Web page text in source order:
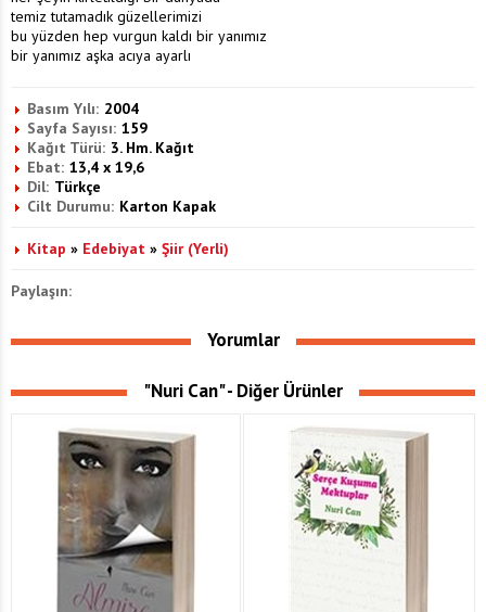
temiz tutamadık güzellerimizi
bu yüzden hep vurgun kaldı bir yanımız
bir yanımız aşka acıya ayarlı
Basım Yılı: 2004
Sayfa Sayısı: 159
Kağıt Türü: 3. Hm. Kağıt
Ebat: 13,4 x 19,6
Dil: Türkçe
Cilt Durumu: Karton Kapak
Kitap » Edebiyat » Şiir (Yerli)
Paylaşın:
Yorumlar
"Nuri Can" - Diğer Ürünler